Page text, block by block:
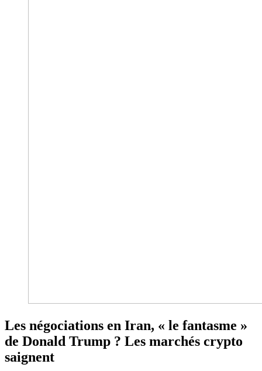
Les négociations en Iran, « le fantasme »
de Donald Trump ? Les marchés crypto
saignent